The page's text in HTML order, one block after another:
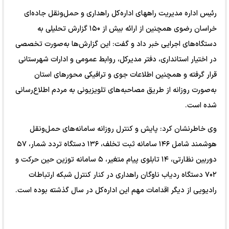
رئیس اداره مدیریت راههای اداره‌کل راهداری و حمل‌ونقل جاده‌ای
خراسان رضوی همچنین از ارائه بیش از ۱۵۰ گزارش تحلیلی به
دستگاه‌های اجرایی خبر داد و گفت: این گزارش‌ها به‌صورت تخصصی
در اختیار استانداری، دفتر مدیرکل، روابط عمومی و ادارات شهرستانی
قرار گرفته و همچنین اطلاعات جوی و ترافیکی محورهای استان
به‌صورت روزانه از طریق مصاحبه‌های تلویزیونی به مردم اطلاع‌رسانی
شده است.
وی خاطرنشان کرد: پایش و کنترل روزانه سامانه‌های حمل‌ونقل
هوشمند شامل ۱۴۶ سامانه ثبت تخلف، ۱۳۶ دستگاه تردد شمار، ۵۷
دوربین نظارتی، ۱۴ تابلوی پیام متغیر، ۵ سامانه توزین حین حرکت و
۷۰۲ دستگاه ردیاب ناوگان راهداری در کنار کنترل شبکه ارتباطات
رادیویی از دیگر اقدامات مهم این اداره‌کل در سال گذشته بوده است.